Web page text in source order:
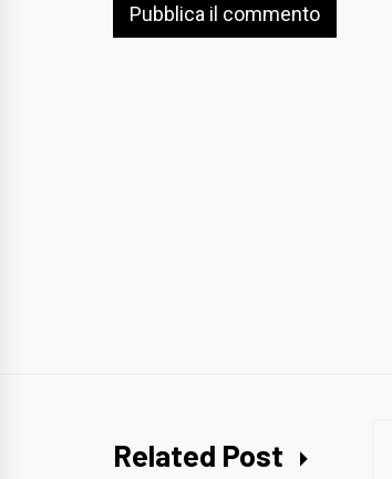
Related Post